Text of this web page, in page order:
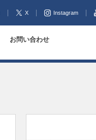
X Instagram
お問い合わせ